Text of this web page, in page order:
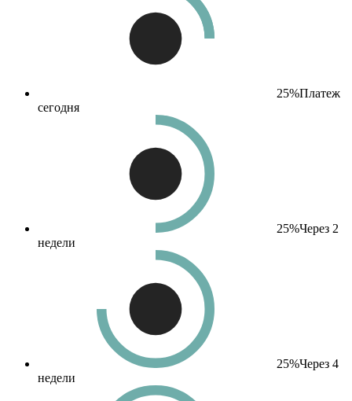
25%Платеж
сегодня
25%Через 2
недели
25%Через 4
недели